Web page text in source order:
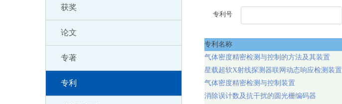
获奖
论文
专著
专利
专利号
专利名称
气体密度精密检测与控制的方法及其装置
星载超软X射线探测器联网动态响应检测装置
气体密度精密检测与控制装置
消除误计数及抗干扰的圆光栅编码器